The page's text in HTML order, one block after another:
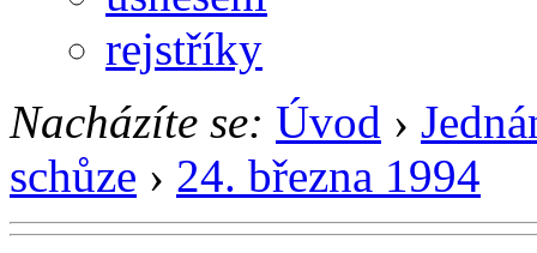
rejstříky
Nacházíte se: Úvod ›
schůze › 24. března 1994